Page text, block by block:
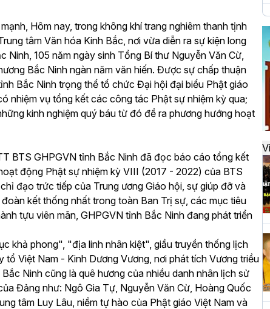
Hôm nay, trong không khí trang nghiêm thanh tịnh
tâm Văn hóa Kinh Bắc, nơi vừa diễn ra sự kiện long
Ninh, 105 năm ngày sinh Tổng Bí thư Nguyễn Văn Cừ,
Bắc Ninh ngàn năm văn hiến. Được sự chấp thuận
Bắc Ninh trọng thể tổ chức Đại hội đại biểu Phật giáo
nhiệm vụ tổng kết các công tác Phật sự nhiệm kỳ qua;
kinh nghiệm quý báu từ đó đề ra phương hướng hoạt
BTS GHPGVN tỉnh Bắc Ninh đã đọc báo cáo tổng kết
động Phật sự nhiệm kỳ VIII (2017 - 2022) của BTS
đạo trức tiếp của Trung ương Giáo hội, sự giúp đỡ và
kết thống nhất trong toàn Ban Trị sự, các mục tiêu
tựu viên mãn, GHPGVN tỉnh Bắc Ninh đang phát triển
khả phong", "địa linh nhân kiệt", giầu truyền thống lịch
Việt Nam - Kinh Dương Vương, nơi phát tích Vương triều
Ninh cũng là quê hương của nhiều danh nhân lịch sử
Đảng như: Ngô Gia Tự, Nguyễn Văn Cừ, Hoàng Quốc
tâm Luy Lâu, niềm tự hào của Phật giáo Việt Nam và